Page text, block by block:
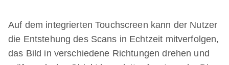
Auf dem integrierten Touchscreen kann der Nutzer
die Entstehung des Scans in Echtzeit mitverfolgen,
das Bild in verschiedene Richtungen drehen und